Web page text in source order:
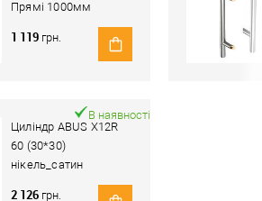
Прямі 1000мм
коричневий
1 119 грн.
Циліндр ABUS X12R
60 (30*30)
нікель_сатин
В наявності
2 126 грн.